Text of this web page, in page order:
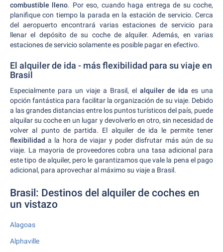
combustible lleno. Por eso, cuando haga entrega de su coche,
planifique con tiempo la parada en la estación de servicio. Cerca
del aeropuerto encontrará varias estaciones de servicio para
llenar el depósito de su coche de alquiler.Además, en varias
estaciones de servicio solamente es posible pagar en efectivo.
El alquiler de ida - más flexibilidad para su viaje en
Brasil
Especialmente para un viaje a Brasil, el alquiler de ida es una
opción fantástica para facilitar la organización de su viaje. Debido
a las grandes distancias entre los puntos turísticos del país, puede
alquilar su coche en un lugar y devolverlo en otro, sin necesidad de
volver al punto de partida. El alquiler de ida le permite tener
flexibilidada la hora de viajar y poder disfrutar más aún de su
viaje. La mayoria de proveedores cobra una tasa adicional para
este tipo de alquiler, pero le garantizamos que vale la pena el pago
adicional, para aprovechar al máximo su viaje a Brasil.
Brasil: Destinos del alquiler de coches en
un vistazo
Alagoas
Alphaville